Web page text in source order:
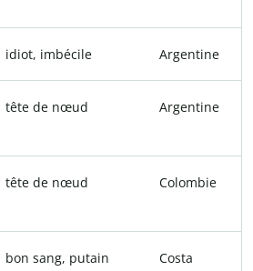
idiot, imbécile Argentine
tête de nœud Argentine
tête de nœud Colombie
bon sang, putain
Costa